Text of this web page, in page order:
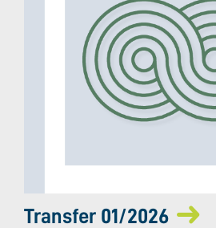
Transfer 01/2026